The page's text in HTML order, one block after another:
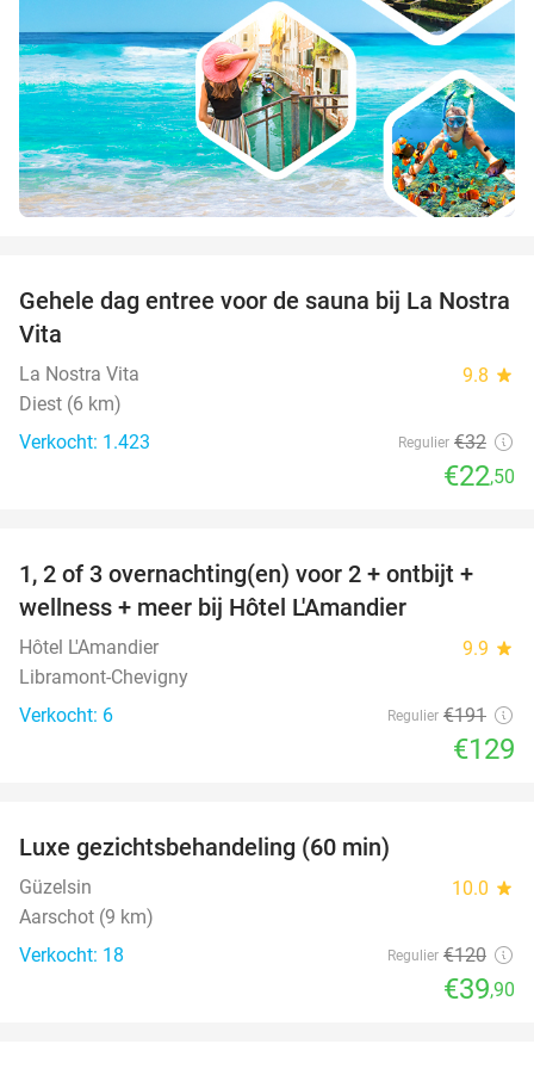
30%
Gehele dag entree voor de sauna bij La Nostra
Vita
La Nostra Vita 9.8 star
Diest (6 km)
Verkocht: 1.423
Regulier €32
€22,50
32%
TODAY
1, 2 of 3 overnachting(en) voor 2 + ontbijt +
wellness + meer bij Hôtel L'Amandier
Hôtel L'Amandier 9.9 star
Libramont-Chevigny
Verkocht: 6
Regulier €191
€129
Luxe gezichtsbehandeling (60 min)
Güzelsin 10.0 star
Aarschot (9 km)
Verkocht: 18
Regulier €120
€39,90